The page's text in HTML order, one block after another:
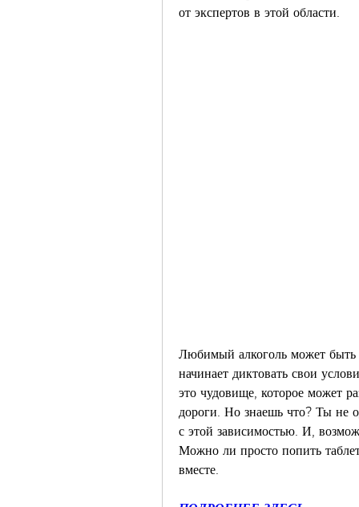
от экспертов в этой области.
Любимый алкоголь может быть
начинает диктовать свои
это чудовище, которое может
дороги. Но знаешь что? Ты не
с этой зависимостью. И,
Можно ли просто попить
вместе.